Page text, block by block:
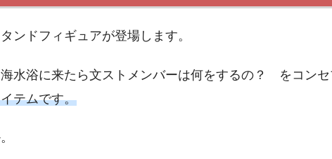
ンドフィギュアが登場します。
水浴に来たら文ストメンバーは何をするの？ をコンセ
テムです。